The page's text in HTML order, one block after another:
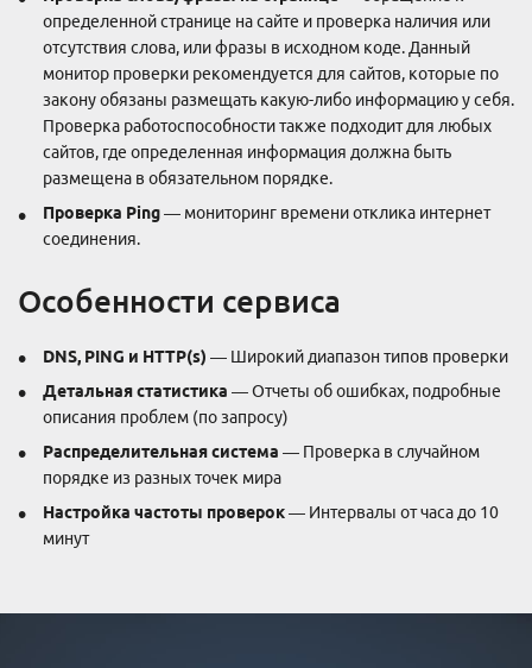
определенной странице на сайте и проверка наличия или
отсутствия слова, или фразы в исходном коде. Данный
монитор проверки рекомендуется для сайтов, которые по
закону обязаны размещать какую-либо информацию у себя.
Проверка работоспособности также подходит для любых
сайтов, где определенная информация должна быть
размещена в обязательном порядке.
Проверка Ping— мониторинг времени отклика интернет
соединения.
Особенности сервиса
DNS, PING и HTTP(s) — Широкий диапазон типов проверки
Детальная статистика — Отчеты об ошибках, подробные
описания проблем (по запросу)
Распределительная система — Проверка в случайном
порядке из разных точек мира
Настройка частоты проверок— Интервалы от часа до 10
минут